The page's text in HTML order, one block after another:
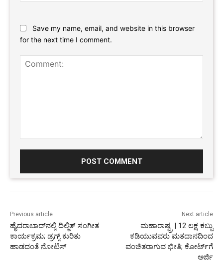
Save my name, email, and website in this browser
for the next time I comment.
Previous article
ಹೈದರಾಬಾದ್‌ನಲ್ಲಿ ದಿಲ್ಜಿತ್ ಸಂಗೀತ
ಕಾರ್ಯಕ್ರಮ; ಡ್ರಗ್ಸ್ ಕುರಿತು
ಹಾಡದಂತೆ ನೋಟಿಸ್
Next article
ಮಹಾರಾಷ್ಟ್ರ | 12 ಲಕ್ಷ ಕಬ್ಬು
ಕಡಿಯುವವರು ಮತದಾನದಿಂದ
ವಂಚಿತರಾಗುವ ಭೀತಿ; ಕೋರ್ಟ್‌ಗೆ
ಅರ್ಜಿ